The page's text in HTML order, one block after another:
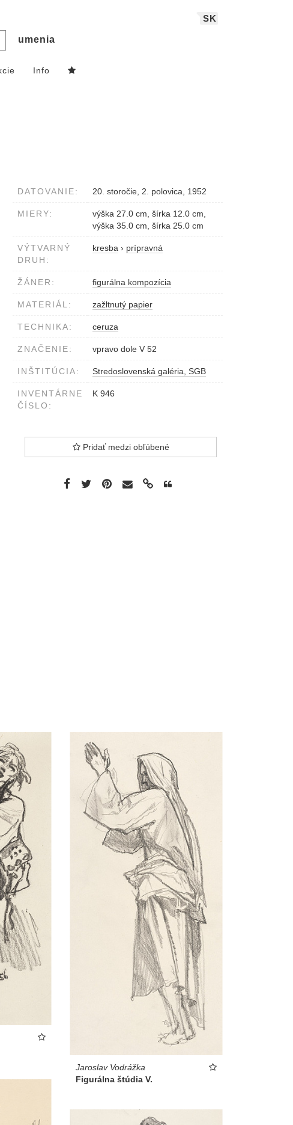
SK
umenia
Info
DATOVANIE: 20. storočie, 2. polovica, 1952
MIERY:
výška 27.0 cm, šírka 12.0 cm,
výška 35.0 cm, šírka 25.0 cm
VÝTVARNÝ
DRUH:
kresba › prípravná
ŽÁNER: figurálna kompozícia
MATERIÁL: zažltnutý papier
TECHNIKA: ceruza
ZNAČENIE: vpravo dole V 52
INŠTITÚCIA: Stredoslovenská galéria, SGB
INVENTÁRNE
ČÍSLO:
K 946
Pridať medzi obľúbené
Jaroslav Vodrážka
Figurálna štúdia V.